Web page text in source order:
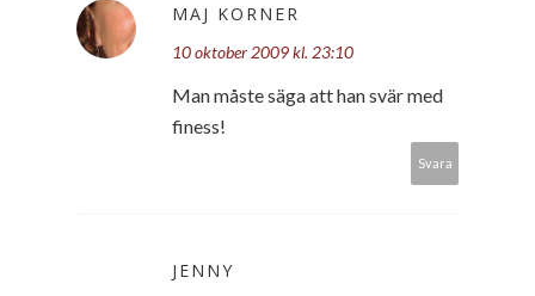
MAJ KORNER
10 oktober 2009 kl. 23:10
Man måste säga att han svär med
finess!
Svara
JENNY